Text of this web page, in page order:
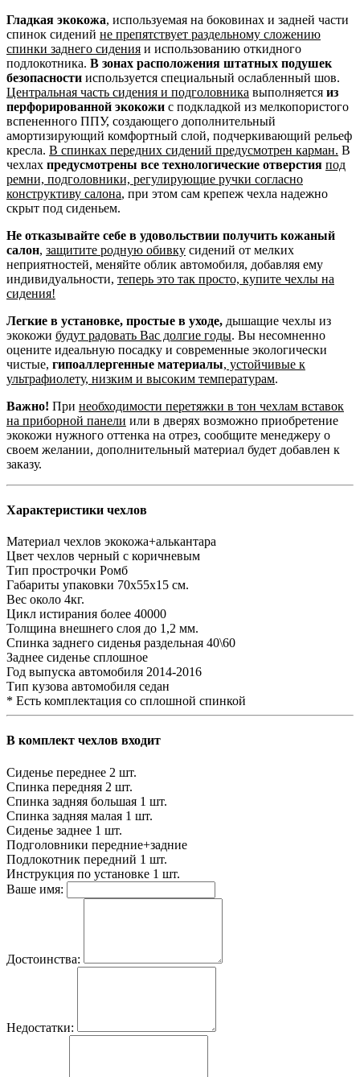
Гладкая экокожа, используемая на боковинах и задней части
спинок сидений не препятствует раздельному сложению
спинки заднего сидения и использованию откидного
подлокотника. В зонах расположения штатных подушек
безопасности используется специальный ослабленный шов.
Центральная часть сидения и подголовника выполняется из
перфорированной экокожи с подкладкой из мелкопористого
вспененного ППУ, создающего дополнительный
амортизирующий комфортный слой, подчеркивающий рельеф
кресла. В спинках передних сидений предусмотрен карман. В
чехлах предусмотрены все технологические отверстия под
ремни, подголовники, регулирующие ручки согласно
конструктиву салона, при этом сам крепеж чехла надежно
скрыт под сиденьем.
Не отказывайте себе в удовольствии получить кожаный
салон, защитите родную обивку сидений от мелких
неприятностей, меняйте облик автомобиля, добавляя ему
индивидуальности, теперь это так просто, купите чехлы на
сидения!
Легкие в установке, простые в уходе, дышащие чехлы из
экокожи будут радовать Вас долгие годы. Вы несомненно
оцените идеальную посадку и современные экологически
чистые, гипоаллергенные материалы, устойчивые к
ультрафиолету, низким и высоким температурам.
Важно! При необходимости перетяжки в тон чехлам вставок
на приборной панели или в дверях возможно приобретение
экокожи нужного оттенка на отрез, сообщите менеджеру о
своем желании, дополнительный материал будет добавлен к
заказу.
Характеристики чехлов
Материал чехлов экокожа+алькантара
Цвет чехлов черный с коричневым
Тип прострочки Ромб
Габариты упаковки 70х55х15 см.
Вес около 4кг.
Цикл истирания более 40000
Толщина внешнего слоя до 1,2 мм.
Спинка заднего сиденья раздельная 40\60
Заднее сиденье сплошное
Год выпуска автомобиля 2014-2016
Тип кузова автомобиля седан
* Есть комплектация со сплошной спинкой
В комплект чехлов входит
Сиденье переднее 2 шт.
Спинка передняя 2 шт.
Спинка задняя большая 1 шт.
Спинка задняя малая 1 шт.
Сиденье заднее 1 шт.
Подголовники передние+задние
Подлокотник передний 1 шт.
Инструкция по установке 1 шт.
Ваше имя:
Достоинства:
Недостатки: